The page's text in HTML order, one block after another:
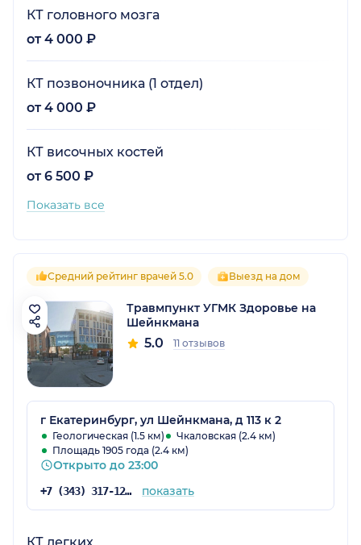
КТ головного мозга
от 4 000 ₽
КТ позвоночника (1 отдел)
от 4 000 ₽
КТ височных костей
от 6 500 ₽
Показать все
Средний рейтинг врачей 5.0 Выезд на дом
Травмпункт УГМК Здоровье на
Шейнкмана
5.0 11 отзывов
г Екатеринбург, ул Шейнкмана, д 113 к 2
Геологическая (1.5 км)
Чкаловская (2.4 км)
Площадь 1905 года (2.4 км)
Открыто до 23:00
+7 (343) 317-12-43 показать